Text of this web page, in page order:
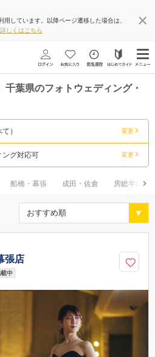
しています。以降ページ遷移した場合は、
詳しくはこちら
千葉県のフォトウェディング・
） 変更
ング対応可 変更
船橋・幕張 成田・佐倉 房総半島
張店
中